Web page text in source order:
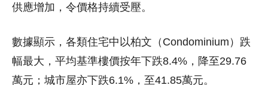
供應增加，令價格持續受壓。
數據顯示，各類住宅中以柏文（Condominium）跌
幅最大，平均基準樓價按年下跌8.4%，降至29.76
萬元；城市屋亦下跌6.1%，至41.85萬元。